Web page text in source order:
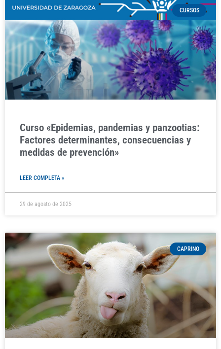
CURSOS
Curso «Epidemias, pandemias y panzootias:
Factores determinantes, consecuencias y
medidas de prevención»
LEER COMPLETA »
29 de agosto de 2025
CAPRINO